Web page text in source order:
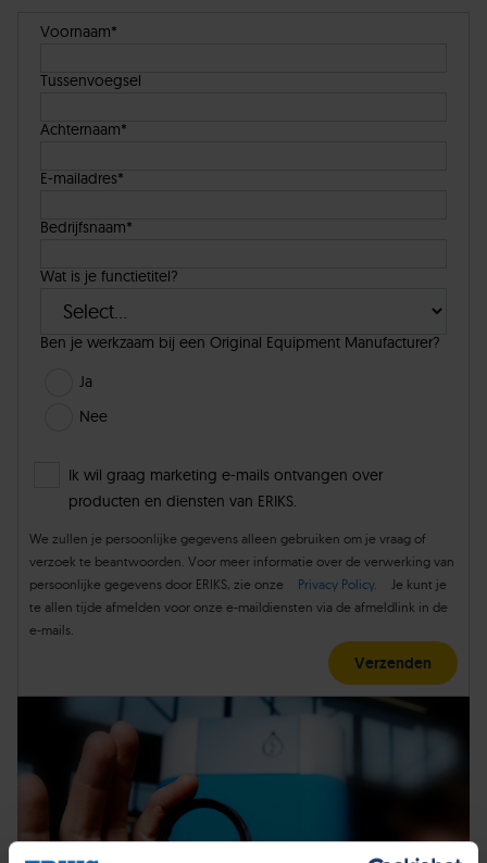
Voornaam*
Tussenvoegsel
Achternaam*
E-mailadres*
Bedrijfsnaam*
Wat is je functietitel?
Ben je werkzaam bij een Original Equipment Manufacturer?
Ja
Nee
Ik wil graag marketing e-mails ontvangen over
producten en diensten van ERIKS.
We zullen je persoonlijke gegevens alleen gebruiken om je vraag of
verzoek te beantwoorden. Voor meer informatie over de verwerking van
persoonlijke gegevens door ERIKS, zie onze
Privacy Policy.
Je kunt je
te allen tijde afmelden voor onze e-maildiensten via de afmeldlink in de
e-mails.
Verzenden